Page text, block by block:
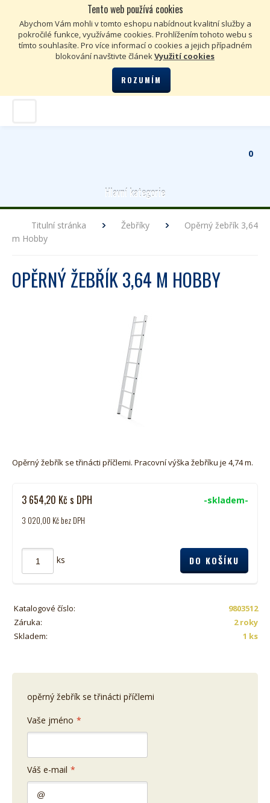
Tento web používá cookies
Abychom Vám mohli v tomto eshopu nabídnout kvalitní služby a
pokročilé funkce, využíváme cookies. Prohlížením tohoto webu s
tímto souhlasíte. Pro více informací o cookies a jejich případném
blokování navštivte článekVyužití cookies
ROZUMÍM
€
0
Hlavní kategorie
Titulní stránka Žebříky
Opěrný žebřík 3,64
m Hobby
OPĚRNÝ ŽEBŘÍK 3,64 M HOBBY
Opěrný žebřík se třinácti příčlemi. Pracovní výška žebříku je 4,74 m.
-skladem-
3 654,20 Kč s DPH
3 020,00 Kč bez DPH
ks
Katalogové číslo:
9803512
Záruka:
2 roky
Skladem:
1 ks
opěrný žebřík se třinácti příčlemi
Vaše jméno *
Váš e-mail *